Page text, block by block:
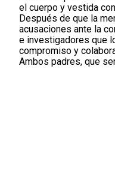
el cuerpo y vestida
Después de que la
acusaciones ante la
e investigadores que
compromiso y
Ambos padres, que